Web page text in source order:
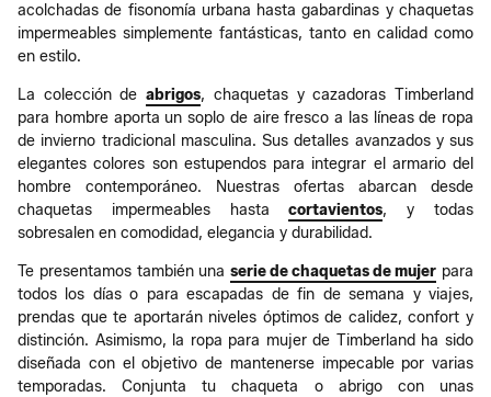
acolchadas de fisonomía urbana hasta gabardinas y chaquetas
impermeables simplemente fantásticas, tanto en calidad como
en estilo.
La colección deabrigos, chaquetas y cazadoras Timberland
para hombre aporta un soplo de aire fresco a las líneas de ropa
de invierno tradicional masculina. Sus detalles avanzados y sus
elegantes colores son estupendos para integrar el armario del
hombre contemporáneo. Nuestras ofertas abarcan desde
chaquetas impermeables hastacortavientos, y todas
sobresalen en comodidad, elegancia y durabilidad.
Te presentamos también unaserie de chaquetas de mujer para
todos los días o para escapadas de fin de semana y viajes,
prendas que te aportarán niveles óptimos de calidez, confort y
distinción. Asimismo, la ropa para mujer de Timberland ha sido
diseñada con el objetivo de mantenerse impecable por varias
temporadas. Conjunta tu chaqueta o abrigo con unas